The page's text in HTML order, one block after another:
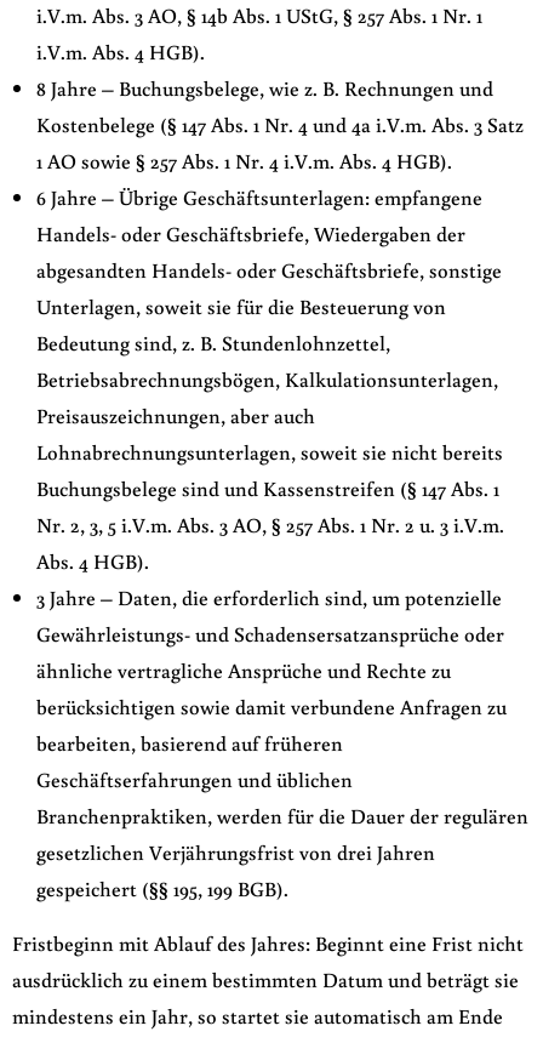
i.V.m. Abs. 3 AO, § 14b Abs. 1 UStG, § 257 Abs. 1 Nr. 1
i.V.m. Abs. 4 HGB).
8 Jahre – Buchungsbelege, wie z. B. Rechnungen und
Kostenbelege (§ 147 Abs. 1 Nr. 4 und 4a i.V.m. Abs. 3 Satz
1 AO sowie § 257 Abs. 1 Nr. 4 i.V.m. Abs. 4 HGB).
6 Jahre – Übrige Geschäftsunterlagen: empfangene
Handels- oder Geschäftsbriefe, Wiedergaben der
abgesandten Handels- oder Geschäftsbriefe, sonstige
Unterlagen, soweit sie für die Besteuerung von
Bedeutung sind, z. B. Stundenlohnzettel,
Betriebsabrechnungsbögen, Kalkulationsunterlagen,
Preisauszeichnungen, aber auch
Lohnabrechnungsunterlagen, soweit sie nicht bereits
Buchungsbelege sind und Kassenstreifen (§ 147 Abs. 1
Nr. 2, 3, 5 i.V.m. Abs. 3 AO, § 257 Abs. 1 Nr. 2 u. 3 i.V.m.
Abs. 4 HGB).
3 Jahre – Daten, die erforderlich sind, um potenzielle
Gewährleistungs- und Schadensersatzansprüche oder
ähnliche vertragliche Ansprüche und Rechte zu
berücksichtigen sowie damit verbundene Anfragen zu
bearbeiten, basierend auf früheren
Geschäftserfahrungen und üblichen
Branchenpraktiken, werden für die Dauer der regulären
gesetzlichen Verjährungsfrist von drei Jahren
gespeichert (§§ 195, 199 BGB).
Fristbeginn mit Ablauf des Jahres: Beginnt eine Frist nicht
ausdrücklich zu einem bestimmten Datum und beträgt sie
mindestens ein Jahr, so startet sie automatisch am Ende